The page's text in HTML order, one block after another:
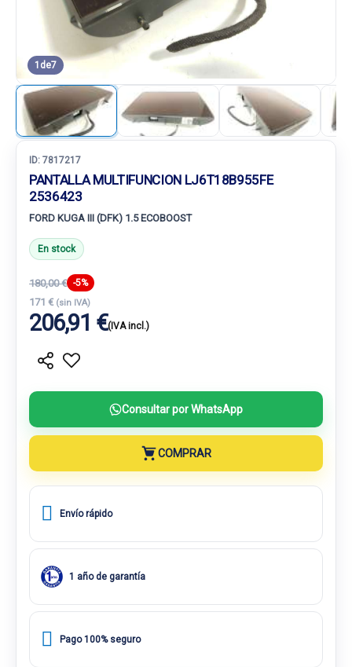
1 de7
ID: 7817217
PANTALLA MULTIFUNCION LJ6T18B955FE
2536423
FORD KUGA III (DFK) 1.5 ECOBOOST
En stock
180,00 € -5%
171 € (sin IVA)
206,91 €(IVA incl.)
Consultar por WhatsApp
COMPRAR
Envío rápido
1 año de garantía
Pago 100% seguro